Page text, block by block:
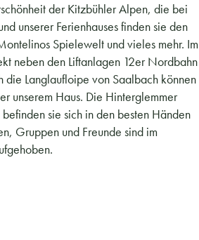
der Kitzbühler Alpen, die bei
unserer Ferienhauses finden sie den
Spielewelt und vieles mehr. Im
neben den Liftanlagen 12er Nordbahn
die Langlaufloipe von Saalbach können
unserem Haus. Die Hinterglemmer
sie sich in den besten Händen
Gruppen und Freunde sind im